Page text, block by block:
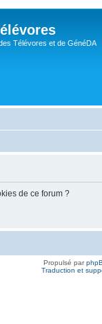
Télévores et de GénéDA
de ce forum ?
Propulsé par
Traduction et